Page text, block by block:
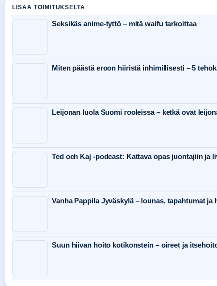
LISAA TOIMITUKSELTA
Seksikäs anime-tyttö – mitä waifu tarkoittaa
Miten päästä eroon hiiristä inhimillisesti – 5
Leijonan luola Suomi rooleissa – ketkä ovat
Ted och Kaj -podcast: Kattava opas juontajiin ja
Vanha Pappila Jyväskylä – lounas, tapahtumat ja
Suun hiivan hoito kotikonstein – oireet ja